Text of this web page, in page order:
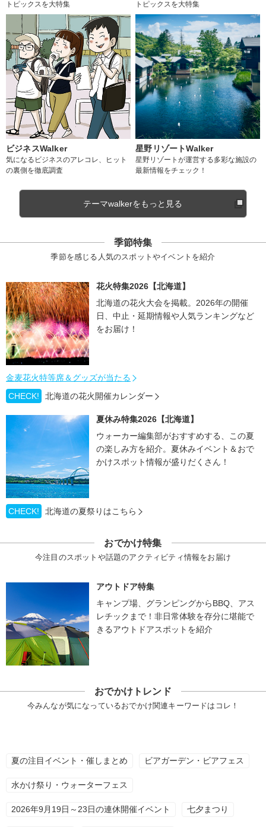
トピックスを大特集 トピックスを大特集
ビジネスWalker
気になるビジネスのアレコレ、ヒット
の裏側を徹底調査
星野リゾートWalker
星野リゾートが運営する多彩な施設の
最新情報をチェック！
テーマwalkerをもっと見る
季節特集
季節を感じる人気のスポットやイベントを紹介
花火特集2026【北海道】
北海道の花火大会を掲載。2026年の開催
日、中止・延期情報や人気ランキングなど
をお届け！
金麦花火特等席＆グッズが当たる
CHECK!
北海道の花火開催カレンダー
夏休み特集2026【北海道】
ウォーカー編集部がおすすめする、この夏
の楽しみ方を紹介。夏休みイベント＆おで
かけスポット情報が盛りだくさん！
CHECK! 北海道の夏祭りはこちら
おでかけ特集
今注目のスポットや話題のアクティビティ情報をお届け
アウトドア特集
キャンプ場、グランピングからBBQ、アス
レチックまで！非日常体験を存分に堪能で
きるアウトドアスポットを紹介
おでかけトレンド
今みんなが気になっているおでかけ関連キーワードはコレ！
夏の注目イベント・催しまとめ ビアガーデン・ビアフェス
水かけ祭り・ウォーターフェス
2026年9月19日～23日の連休開催イベント 七夕まつり